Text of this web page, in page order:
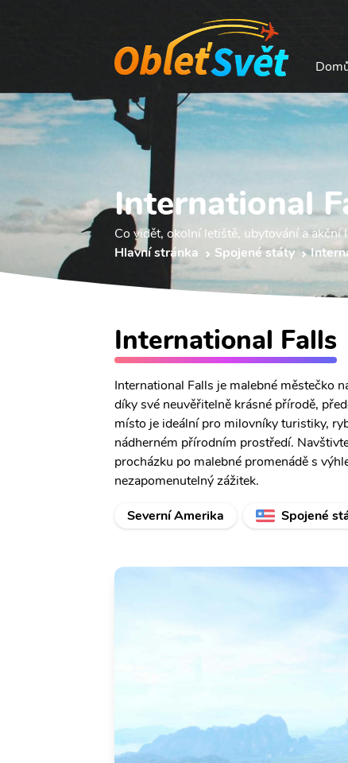
International
Co vidět, okolní letiště, ubytování a akční
Hlavní stránka
Spojené státy
International Falls
International Falls je malebné městečko
díky své neuvěřitelně krásné přírodě,
místo je ideální pro milovníky turistiky,
nádherném přírodním prostředí.
procházku po malebné promenádě s
nezapomenutelný zážitek.
Severní Amerika
Spojené